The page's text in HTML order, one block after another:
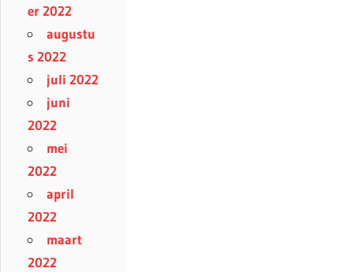
er 2022
augustu
s 2022
juli 2022
juni
2022
mei
2022
april
2022
maart
2022